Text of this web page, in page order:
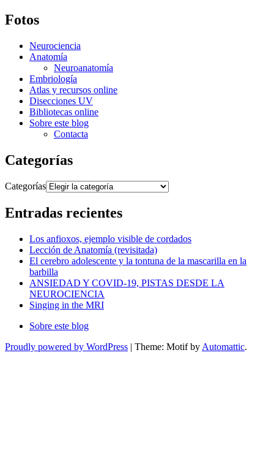
Fotos
Neurociencia
Anatomía
Neuroanatomía
Embriología
Atlas y recursos online
Disecciones UV
Bibliotecas online
Sobre este blog
Contacta
Categorías
Categorías
Entradas recientes
Los anfioxos, ejemplo visible de cordados
Lección de Anatomía (revisitada)
El cerebro adolescente y la tontuna de la mascarilla en la
barbilla
ANSIEDAD Y COVID-19, PISTAS DESDE LA
NEUROCIENCIA
Singing in the MRI
Sobre este blog
Proudly powered by WordPress | Theme: Motif by Automattic.